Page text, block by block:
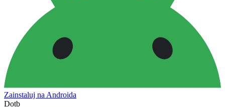
Zainstaluj na Androida
Dotb